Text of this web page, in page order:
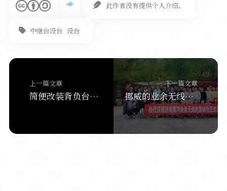
此作者没有提供个人介绍。
中继台设台 设台
上一篇文章
简便改装背负台用背包。BG4iRQ
下一篇文章
挪威的业余无线电爱好者LA6NCA在野外测试老电台